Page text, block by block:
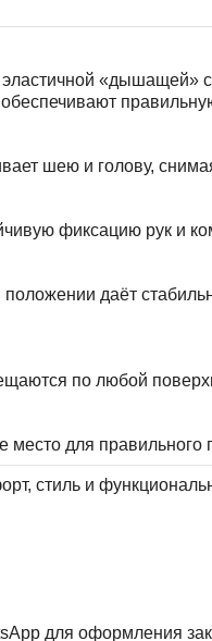
«дышащей»
шею и голову,
фиксацию рук и
даёт
по любой
место для правильного
стиль и
для оформления